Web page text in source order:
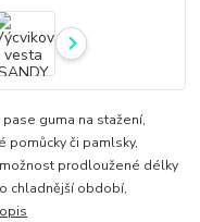
guma na stažení,
pomůcky či pamlsky,
prodloužené délky
chladnější období,